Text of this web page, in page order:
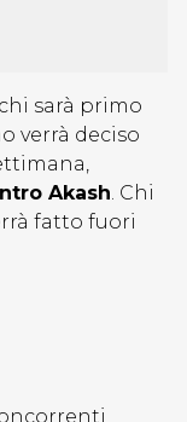
sarà primo
verrà deciso
Akash. Chi
fatto fuori